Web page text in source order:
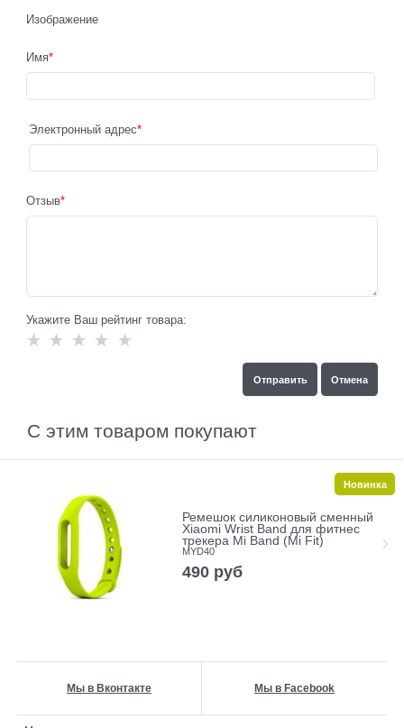
Изображение
Имя
Электронный адрес
Отзыв
Укажите Ваш рейтинг товара:
С этим товаром покупают
Ремешок силиконовый сменный
Xiaomi Wrist Band для фитнес
трекера Mi Band (Mi Fit)
MYD40
490 руб
Новинка
Мы в Вконтакте Мы в Facebook